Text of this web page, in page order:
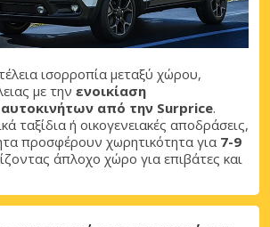
ισορροπία μεταξύ χώρου,
με την ενοικίαση
από την Surprice.
ταξίδια ή οικογενειακές αποδράσεις,
προσφέρουν χωρητικότητα για 7-9
άπλοχο χώρο για επιβάτες και